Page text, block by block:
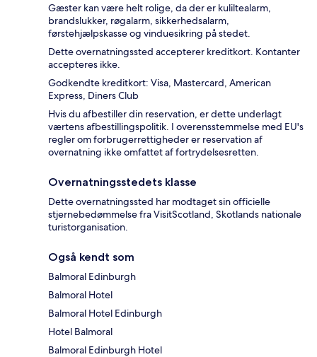
Gæster kan være helt rolige, da der er kuliltealarm,
brandslukker, røgalarm, sikkerhedsalarm,
førstehjælpskasse og vinduesikring på stedet.
Dette overnatningssted accepterer kreditkort. Kontanter
accepteres ikke.
Godkendte kreditkort: Visa, Mastercard, American
Express, Diners Club
Hvis du afbestiller din reservation, er dette underlagt
værtens afbestillingspolitik. I overensstemmelse med EU's
regler om forbrugerrettigheder er reservation af
overnatning ikke omfattet af fortrydelsesretten.
Overnatningsstedets klasse
Dette overnatningssted har modtaget sin officielle
stjernebedømmelse fra VisitScotland, Skotlands nationale
turistorganisation.
Også kendt som
Balmoral Edinburgh
Balmoral Hotel
Balmoral Hotel Edinburgh
Hotel Balmoral
Balmoral Edinburgh Hotel